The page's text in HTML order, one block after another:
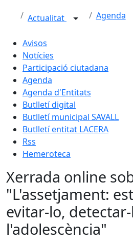
Actualitat Agenda
Avisos
Notícies
Participació ciutadana
Agenda
Agenda d'Entitats
Butlletí digital
Butlletí municipal SAVALL
Butlletí entitat LACERA
Rss
Hemeroteca
Xerrada online
"L'assetjament:
evitar-lo,
l'adolescència"